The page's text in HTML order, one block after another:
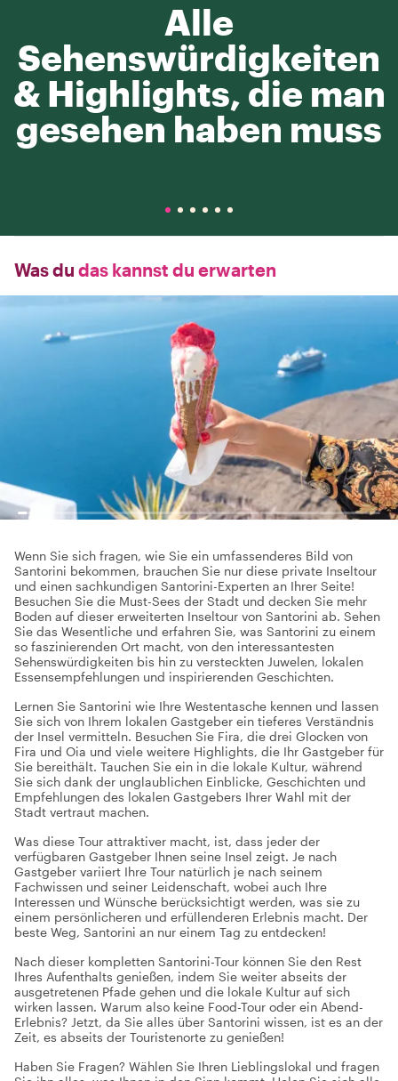
Alle
Sehenswürdigkeiten
& Highlights, die man
gesehen haben muss
Was du das kannst du erwarten
Wenn Sie sich fragen, wie Sie ein umfassenderes Bild von
Santorini bekommen, brauchen Sie nur diese private Inseltour
und einen sachkundigen Santorini-Experten an Ihrer Seite!
Besuchen Sie die Must-Sees der Stadt und decken Sie mehr
Boden auf dieser erweiterten Inseltour von Santorini ab. Sehen
Sie das Wesentliche und erfahren Sie, was Santorini zu einem
so faszinierenden Ort macht, von den interessantesten
Sehenswürdigkeiten bis hin zu versteckten Juwelen, lokalen
Essensempfehlungen und inspirierenden Geschichten.
Lernen Sie Santorini wie Ihre Westentasche kennen und lassen
Sie sich von Ihrem lokalen Gastgeber ein tieferes Verständnis
der Insel vermitteln. Besuchen Sie Fira, die drei Glocken von
Fira und Oia und viele weitere Highlights, die Ihr Gastgeber für
Sie bereithält. Tauchen Sie ein in die lokale Kultur, während
Sie sich dank der unglaublichen Einblicke, Geschichten und
Empfehlungen des lokalen Gastgebers Ihrer Wahl mit der
Stadt vertraut machen.
Was diese Tour attraktiver macht, ist, dass jeder der
verfügbaren Gastgeber Ihnen seine Insel zeigt. Je nach
Gastgeber variiert Ihre Tour natürlich je nach seinem
Fachwissen und seiner Leidenschaft, wobei auch Ihre
Interessen und Wünsche berücksichtigt werden, was sie zu
einem persönlicheren und erfüllenderen Erlebnis macht. Der
beste Weg, Santorini an nur einem Tag zu entdecken!
Nach dieser kompletten Santorini-Tour können Sie den Rest
Ihres Aufenthalts genießen, indem Sie weiter abseits der
ausgetretenen Pfade gehen und die lokale Kultur auf sich
wirken lassen. Warum also keine Food-Tour oder ein Abend-
Erlebnis? Jetzt, da Sie alles über Santorini wissen, ist es an der
Zeit, es abseits der Touristenorte zu genießen!
Haben Sie Fragen? Wählen Sie Ihren Lieblingslokal und fragen